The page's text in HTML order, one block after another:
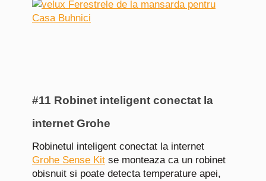
#11 Robinet inteligent conectat la
internet Grohe
Robinetul inteligent conectat la internet
Grohe Sense Kit se monteaza ca un robinet
obisnuit si poate detecta temperature apei,